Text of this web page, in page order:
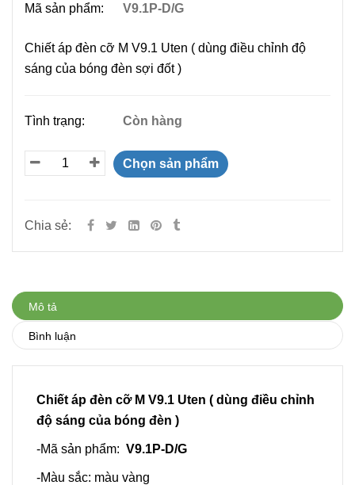
Mã sản phẩm: V9.1P-D/G
Chiết áp đèn cỡ M V9.1 Uten ( dùng điều chỉnh độ
sáng của bóng đèn sợi đốt )
Tình trạng: Còn hàng
Chọn sản phẩm
Chia sẻ:
Mô tả
Bình luận
Chiết áp đèn cỡ M V9.1 Uten ( dùng điều chỉnh
độ sáng của bóng đèn )
-Mã sản phẩm: V9.1P-D/G
-Màu sắc: màu vàng